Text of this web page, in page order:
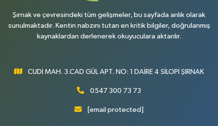
Şırnak ve çevresindeki tüm gelişmeler, bu sayfada anlık olarak
sunulmaktadır. Kentin nabzını tutan en kritik bilgiler, doğrulanmış
kaynaklardan derlenerek okuyuculara aktarılır.
CUDİ MAH. 3.CAD GÜL APT. NO: 1 DAİRE 4 SİLOPİ ŞIRNAK
0547 300 73 73
[email protected]